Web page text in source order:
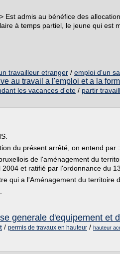
Est admis au bénéfice des
à temps partiel, le jeune qui est
travailleur etranger / emploi d'un
au travail a l'emploi et a la
les vacances d'ete / partir
du présent arrêté, on entend par :
de l'aménagement du
et ratifié par l'ordonnance du
qui a l'Aménagement du territoire
generale d'equipement et
/ permis de travaux en hauteur / hauteur